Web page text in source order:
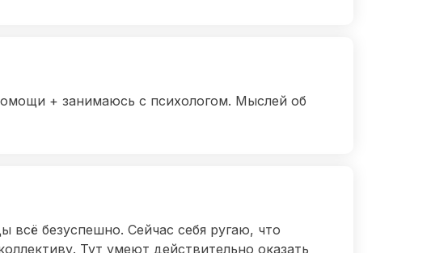
+ занимаюсь с психологом. Мыслей об
безуспешно. Сейчас себя ругаю, что
Тут умеют действительно оказать